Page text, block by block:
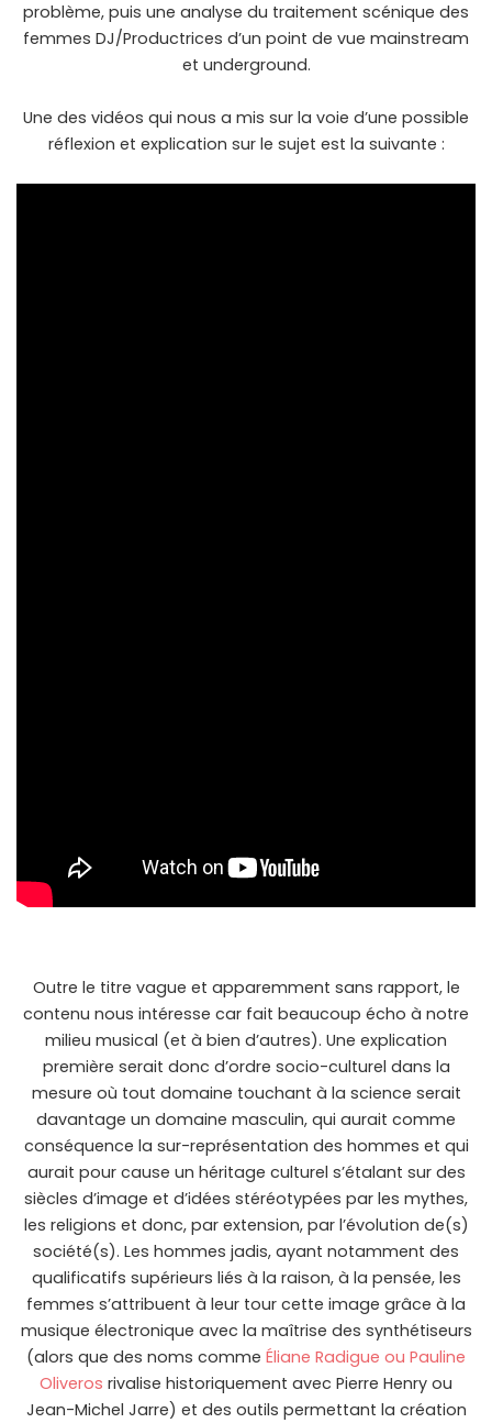
problème, puis une analyse du traitement scénique des
femmes DJ/Productrices d’un point de vue mainstream
et underground.
Une des vidéos qui nous a mis sur la voie d’une possible
réflexion et explication sur le sujet est la suivante :
Outre le titre vague et apparemment sans rapport, le
contenu nous intéresse car fait beaucoup écho à notre
milieu musical (et à bien d’autres). Une explication
première serait donc d’ordre socio-culturel dans la
mesure où tout domaine touchant à la science serait
davantage un domaine masculin, qui aurait comme
conséquence la sur-représentation des hommes et qui
aurait pour cause un héritage culturel s’étalant sur des
siècles d’image et d’idées stéréotypées par les mythes,
les religions et donc, par extension, par l’évolution de(s)
société(s). Les hommes jadis, ayant notamment des
qualificatifs supérieurs liés à la raison, à la pensée, les
femmes s’attribuent à leur tour cette image grâce à la
musique électronique avec la maîtrise des synthétiseurs
(alors que des noms comme Éliane Radigue ou Pauline
Oliveros rivalise historiquement avec Pierre Henry ou
Jean-Michel Jarre) et des outils permettant la création